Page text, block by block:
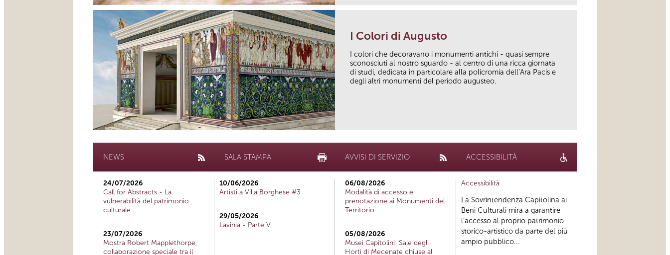
I Colori di Augusto
I colori che decoravano i monumenti antichi - quasi sempre
sconosciuti al nostro sguardo - al centro di una ricca giornata
di studi, dedicata in particolare alla policromia dell’Ara Pacis e
degli altri monumenti del periodo augusteo.
NEWS
24/07/2026
Call for Abstracts - La
vulnerabilità del patrimonio
culturale
23/07/2026
Mostra Robert Mapplethorpe,
collaborazione speciale tra il
SALA STAMPA
10/06/2026
Artisti a Villa Borghese #3
29/05/2026
Lavinia - Parte V
AVVISI DI SERVIZIO
06/08/2026
Modalità di accesso e
prenotazione ai Monumenti del
Territorio
05/08/2026
Musei Capitolini: Sale degli
Horti di Mecenate chiuse al
ACCESSIBILITÀ
Accessibilità
La Sovrintendenza Capitolina ai
Beni Culturali mira a garantire
l’accesso al proprio patrimonio
storico-artistico da parte del più
ampio pubblico...